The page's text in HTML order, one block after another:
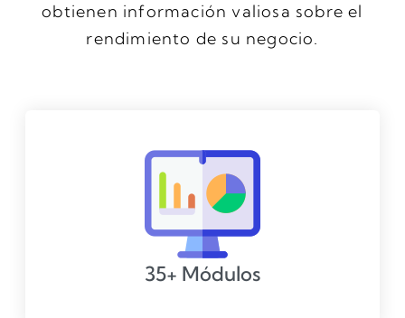
35+ Módulos
obtienen información valiosa sobre el
rendimiento de su negocio.